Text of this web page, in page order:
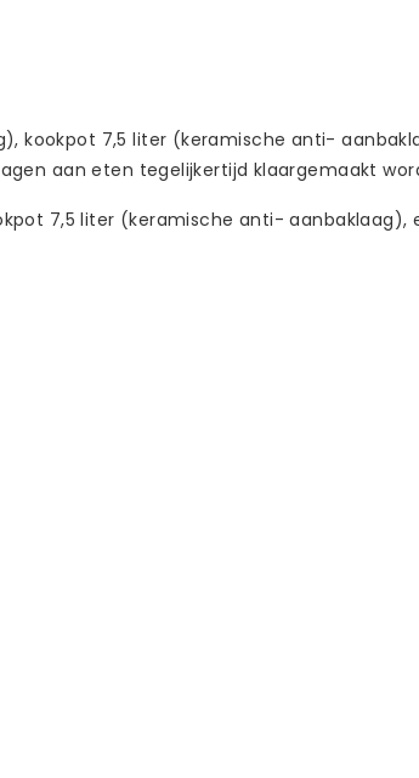
kookpot 7,5 liter (keramische anti-
aan eten tegelijkertijd klaargemaakt
7,5 liter (keramische anti-